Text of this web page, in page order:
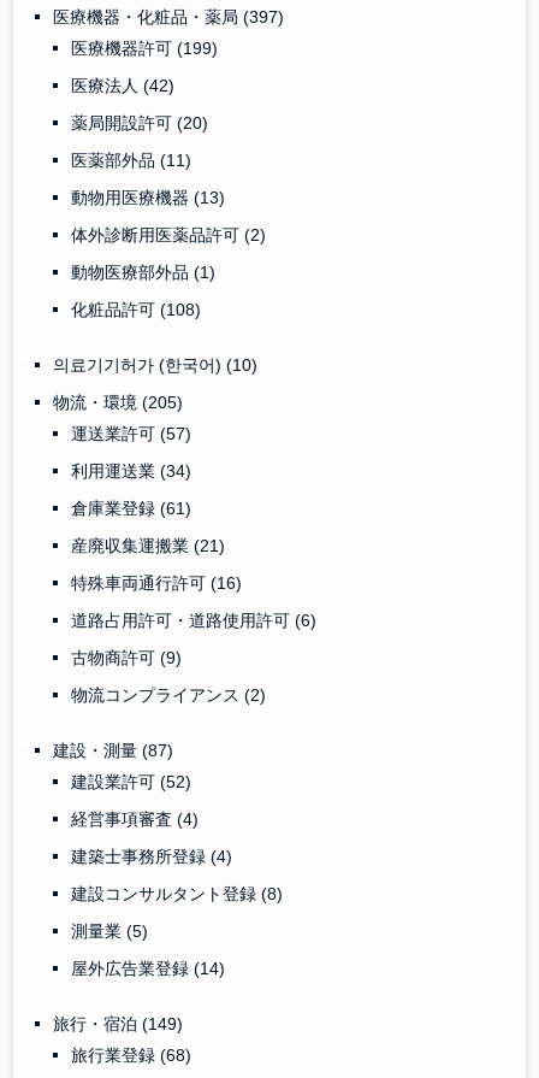
医療機器・化粧品・薬局(397)
医療機器許可(199)
医療法人(42)
薬局開設許可(20)
医薬部外品(11)
動物用医療機器(13)
体外診断用医薬品許可(2)
動物医療部外品(1)
化粧品許可(108)
의료기기허가 (한국어)(10)
物流・環境(205)
運送業許可(57)
利用運送業(34)
倉庫業登録(61)
産廃収集運搬業(21)
特殊車両通行許可(16)
道路占用許可・道路使用許可(6)
古物商許可(9)
物流コンプライアンス(2)
建設・測量(87)
建設業許可(52)
経営事項審査(4)
建築士事務所登録(4)
建設コンサルタント登録(8)
測量業(5)
屋外広告業登録(14)
旅行・宿泊(149)
旅行業登録(68)